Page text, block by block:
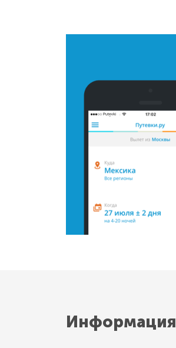
Информация